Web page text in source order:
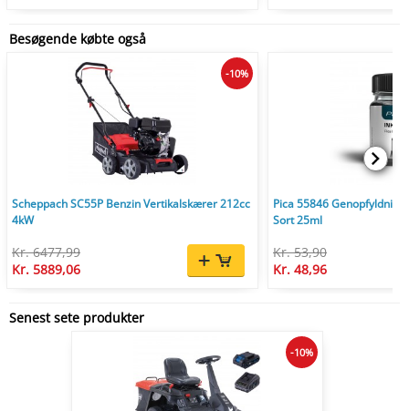
Besøgende købte også
Scheppach SC55P Benzin Vertikalskærer 212cc
4kW
Kr. 6477,99
Kr. 5889,06
-10%
Pica 55846
Sort 25ml
Kr. 53,90
Kr. 48,96
Senest sete produkter
-10%